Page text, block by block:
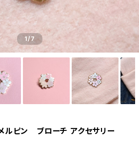
1/7
ルピン ブローチ アクセサリー